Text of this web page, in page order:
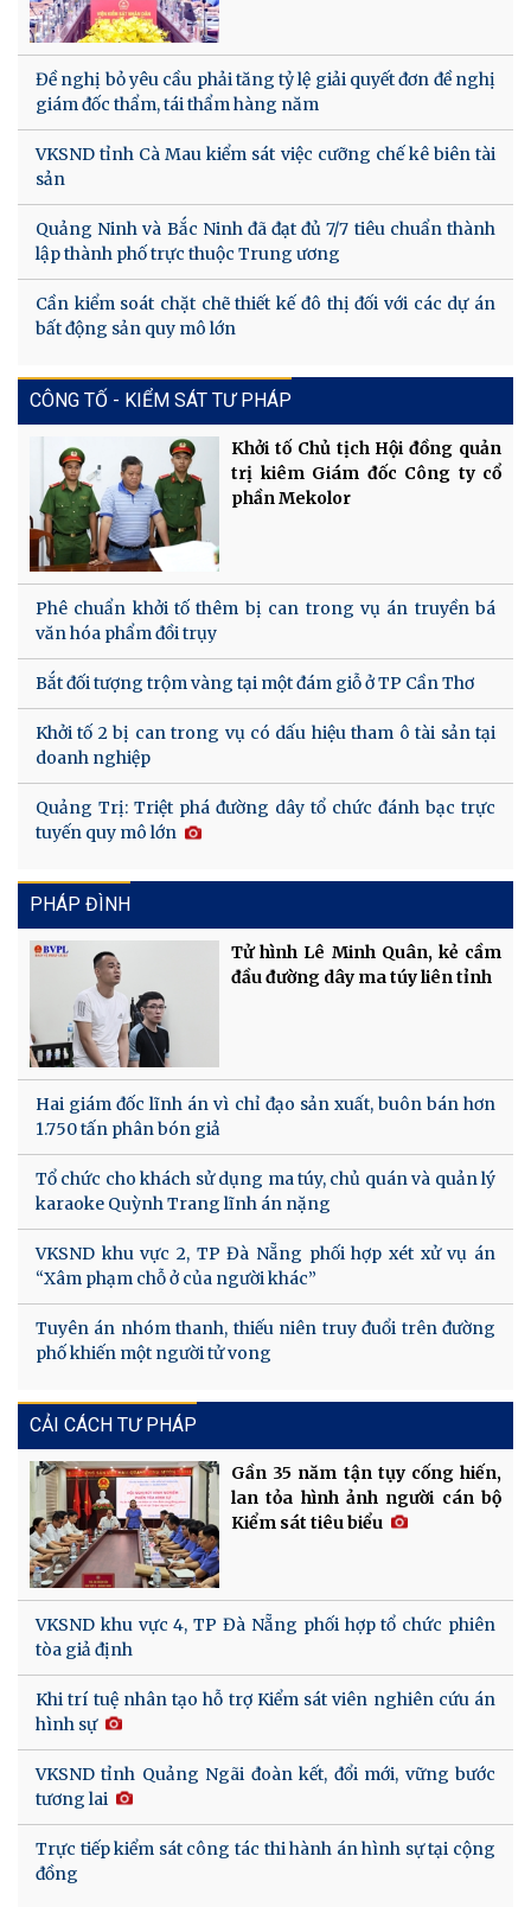
Đề nghị bỏ yêu cầu phải tăng tỷ lệ giải quyết đơn đề nghị
giám đốc thẩm, tái thẩm hàng năm
VKSND tỉnh Cà Mau kiểm sát việc cưỡng chế kê biên tài
sản
Quảng Ninh và Bắc Ninh đã đạt đủ 7/7 tiêu chuẩn thành
lập thành phố trực thuộc Trung ương
Cần kiểm soát chặt chẽ thiết kế đô thị đối với các dự án
bất động sản quy mô lớn
CÔNG TỐ - KIỂM SÁT TƯ PHÁP
Khởi tố Chủ tịch Hội đồng quản
trị kiêm Giám đốc Công ty cổ
phần Mekolor
Phê chuẩn khởi tố thêm bị can trong vụ án truyền bá
văn hóa phẩm đồi trụy
Bắt đối tượng trộm vàng tại một đám giỗ ở TP Cần Thơ
Khởi tố 2 bị can trong vụ có dấu hiệu tham ô tài sản tại
doanh nghiệp
Quảng Trị: Triệt phá đường dây tổ chức đánh bạc trực
tuyến quy mô lớn
PHÁP ĐÌNH
Tử hình Lê Minh Quân, kẻ cầm
đầu đường dây ma túy liên tỉnh
Hai giám đốc lĩnh án vì chỉ đạo sản xuất, buôn bán hơn
1.750 tấn phân bón giả
Tổ chức cho khách sử dụng ma túy, chủ quán và quản lý
karaoke Quỳnh Trang lĩnh án nặng
VKSND khu vực 2, TP Đà Nẵng phối hợp xét xử vụ án
“Xâm phạm chỗ ở của người khác”
Tuyên án nhóm thanh, thiếu niên truy đuổi trên đường
phố khiến một người tử vong
CẢI CÁCH TƯ PHÁP
Gần 35 năm tận tụy cống hiến,
lan tỏa hình ảnh người cán bộ
Kiểm sát tiêu biểu
VKSND khu vực 4, TP Đà Nẵng phối hợp tổ chức phiên
tòa giả định
Khi trí tuệ nhân tạo hỗ trợ Kiểm sát viên nghiên cứu án
hình sự
VKSND tỉnh Quảng Ngãi đoàn kết, đổi mới, vững bước
tương lai
Trực tiếp kiểm sát công tác thi hành án hình sự tại cộng
đồng